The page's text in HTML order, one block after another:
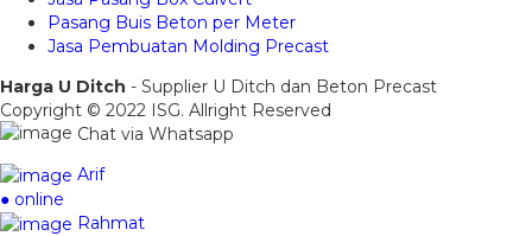
Pasang Buis Beton per Meter
Jasa Pembuatan Molding Precast
Harga U Ditch - Supplier U Ditch dan Beton Precast
Copyright © 2022 ISG. Allright Reserved
Chat via Whatsapp
Arif
● online
Rahmat